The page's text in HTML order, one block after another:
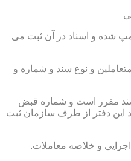
شده و اسناد در آن ثبت می
و نوع سند و شماره و
سند مقرر است و شماره قبض
این دفتر از طرف سازمان ثبت